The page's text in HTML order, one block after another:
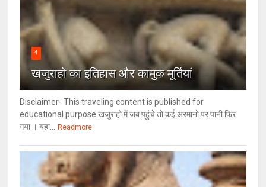
4
खजुराहो का इतिहास और कामुक मूर्तियां
Disclaimer- This traveling content is published for
educational purpose खजुराहो में जब पहुंचे तो कई अरमानो पर पानी फिर
गया । यहा...
Readmore